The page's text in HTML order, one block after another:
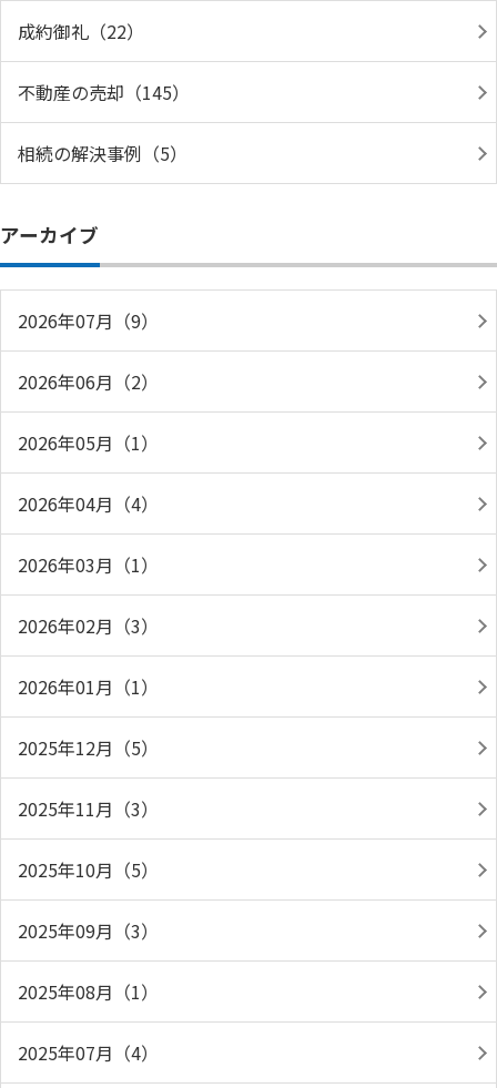
成約御礼（22）
不動産の売却（145）
相続の解決事例（5）
アーカイブ
2026年07月（9）
2026年06月（2）
2026年05月（1）
2026年04月（4）
2026年03月（1）
2026年02月（3）
2026年01月（1）
2025年12月（5）
2025年11月（3）
2025年10月（5）
2025年09月（3）
2025年08月（1）
2025年07月（4）